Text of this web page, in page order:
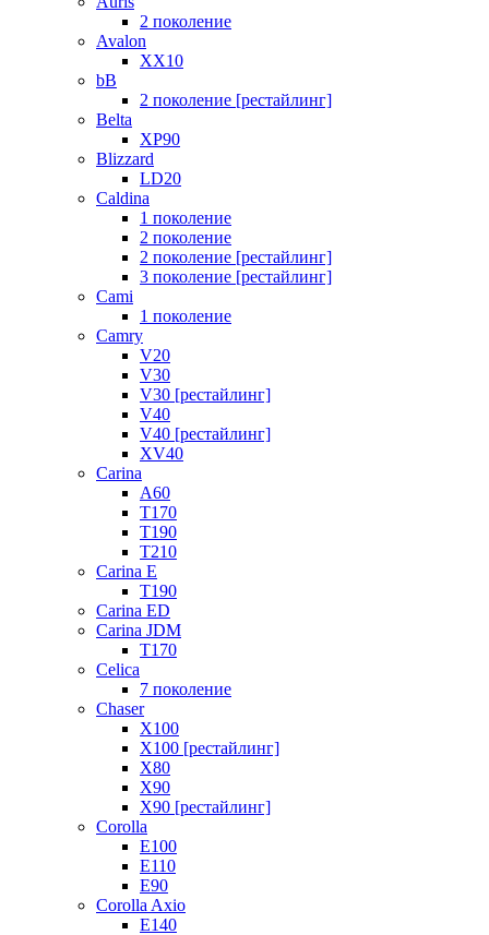
2 поколение
Avalon
XX10
bB
2 поколение [рестайлинг]
Belta
XP90
Blizzard
LD20
Caldina
1 поколение
2 поколение
2 поколение [рестайлинг]
3 поколение [рестайлинг]
Cami
1 поколение
Camry
V20
V30
V30 [рестайлинг]
V40
V40 [рестайлинг]
XV40
Carina
A60
T170
T190
T210
Carina E
T190
Carina ED
Carina JDM
T170
Celica
7 поколение
Chaser
X100
X100 [рестайлинг]
X80
X90
X90 [рестайлинг]
Corolla
E100
E110
E90
Corolla Axio
E140